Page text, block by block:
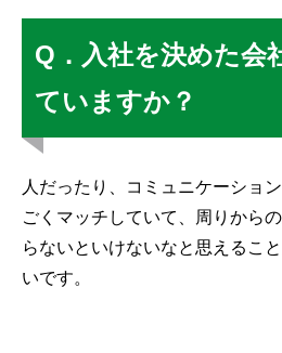
Q．入社を決めた会
ていますか？
人だったり、コミュニケーショ
ごくマッチしていて、周りから
らないといけないなと思えるこ
いです。